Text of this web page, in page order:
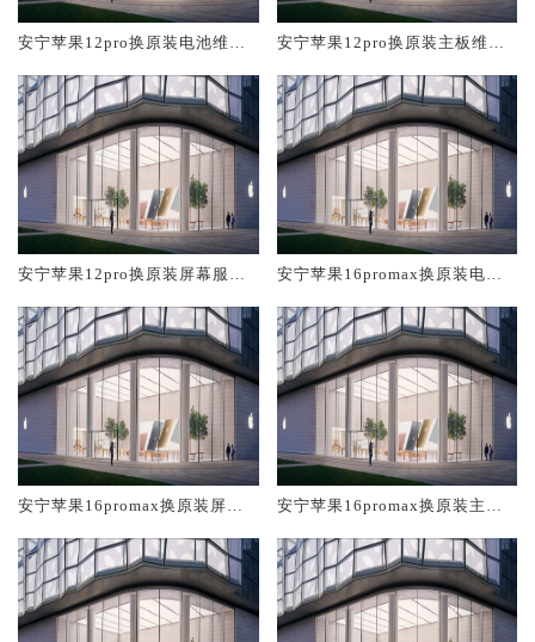
安宁苹果12pro换原装电池维修
安宁苹果12pro换原装主板维修
安宁苹果12pro换原装屏幕服务
安宁苹果16promax换原装电池
安宁苹果16promax换原装屏幕
安宁苹果16promax换原装主板